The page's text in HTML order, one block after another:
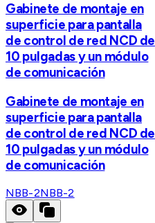
Gabinete de montaje en
superficie para pantalla
de control de red NCD de
10 pulgadas y un módulo
de comunicación
Gabinete de montaje en
superficie para pantalla
de control de red NCD de
10 pulgadas y un módulo
de comunicación
NBB-2NBB-2